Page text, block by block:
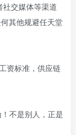
社交媒体等渠道
其他规避任天堂
资标准，供应链
不是别人，正是